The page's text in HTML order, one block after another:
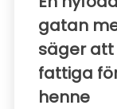
gatan
säger
fattiga
henne